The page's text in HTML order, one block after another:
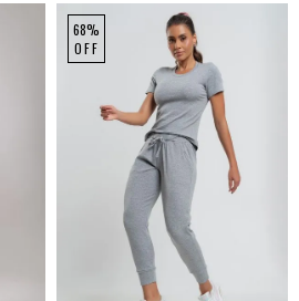
68%
OFF